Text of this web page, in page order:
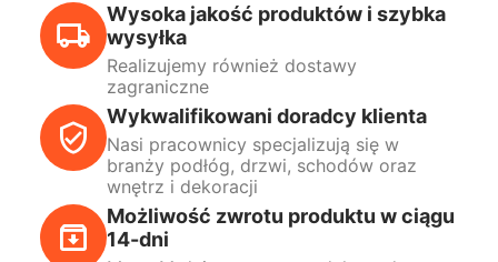
Wysoka jakość produktów i szybka
wysyłka
Realizujemy również dostawy
zagraniczne
Wykwalifikowani doradcy klienta
Nasi pracownicy specjalizują się w
branży podłóg, drzwi, schodów oraz
wnętrz i dekoracji
Możliwość zwrotu produktu w ciągu
14-dni